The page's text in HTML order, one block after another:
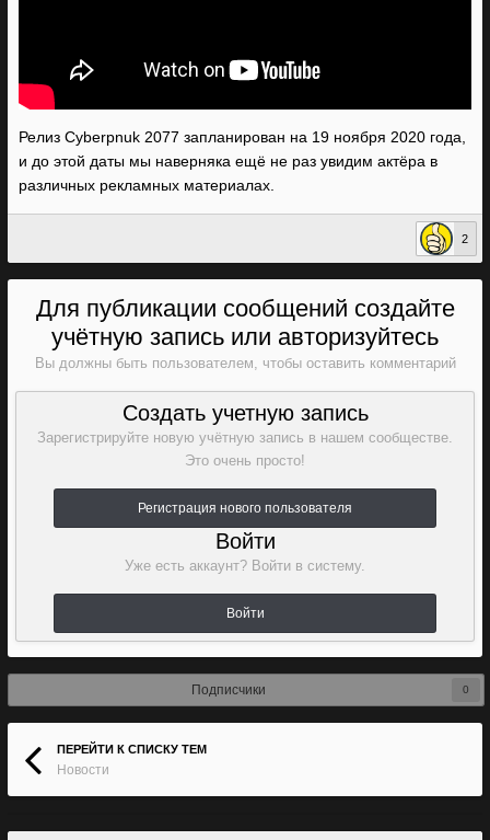
Релиз Cyberpnuk 2077 запланирован на 19 ноября 2020 года,
и до этой даты мы наверняка ещё не раз увидим актёра в
различных рекламных материалах.
2
Для публикации сообщений создайте
учётную запись или авторизуйтесь
Вы должны быть пользователем, чтобы оставить комментарий
Создать учетную запись
Зарегистрируйте новую учётную запись в нашем сообществе.
Это очень просто!
Регистрация нового пользователя
Войти
Уже есть аккаунт? Войти в систему.
Войти
Подписчики 0
ПЕРЕЙТИ К СПИСКУ ТЕМ
Новости